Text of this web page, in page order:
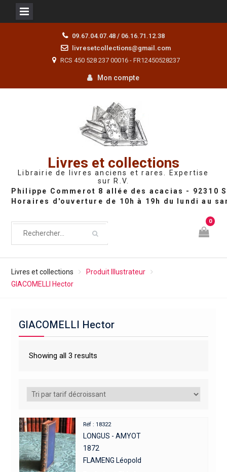
09.67.04.07.48 / 06.16.71.12.38
livresetcollections@gmail.com
RCS 450 528 237 00016 - FR12450528237
Mon compte
Livres et collections
Librairie de livres anciens et rares. Expertise
sur R.V.
0
Livres et collections
Produit Illustrateur
GIACOMELLI Hector
GIACOMELLI Hector
Showing all 3 results
Réf : 18322
LONGUS - AMYOT
1872
FLAMENG Léopold